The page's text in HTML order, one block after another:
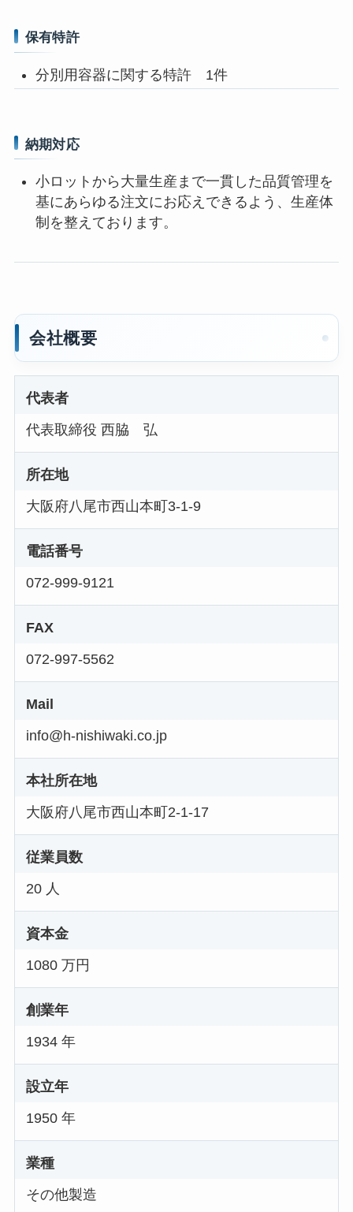
保有特許
分別用容器に関する特許 1件
納期対応
小ロットから大量生産まで一貫した品質管理を
基にあらゆる注文にお応えできるよう、生産体
制を整えております。
会社概要
代表者
代表取締役 西脇 弘
所在地
大阪府八尾市西山本町3-1-9
電話番号
072-999-9121
FAX
072-997-5562
Mail
info@h-nishiwaki.co.jp
本社所在地
大阪府八尾市西山本町2-1-17
従業員数
20 人
資本金
1080 万円
創業年
1934 年
設立年
1950 年
業種
その他製造